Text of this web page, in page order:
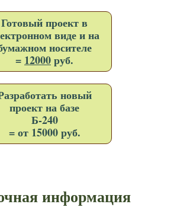
Готовый проект в
виде и на
носителе
= 12000руб.
новый
проект на базе
Б-240
= от 15000 руб.
информация